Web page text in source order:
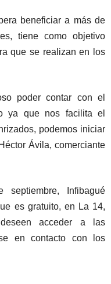
beneficiar a más de
tiene como objetivo
que se realizan en los
poder contar con el
ya que nos facilita el
podemos iniciar
Ávila, comerciante
Infibagué
es gratuito, en La 14,
acceder a las
en contacto con los